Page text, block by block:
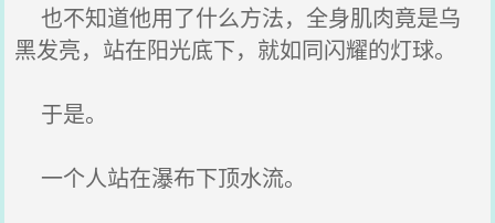
也不知道他用了什么方法，全身肌肉竟是乌
黑发亮，站在阳光底下，就如同闪耀的灯球。
于是。
一个人站在瀑布下顶水流。